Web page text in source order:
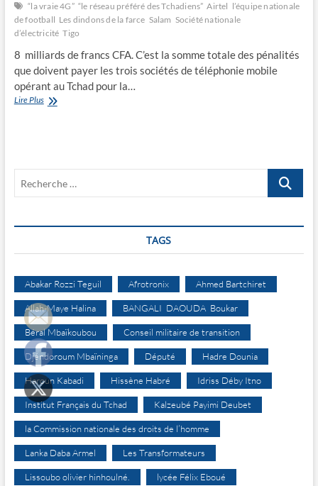
“la vraie 4G” “le réseau préféré des Tchadiens” Airtel l’équipe nationale
de football Les dindons de la farce Salam Société nationale
d’électricité Tigo
8 milliards de francs CFA. C’est la somme totale des pénalités
que doivent payer les trois sociétés de téléphonie mobile
opérant au Tchad pour la…
Lire PlusLes
Recherche
TAGS
Abakar Rozzi Teguil Afrotronix Ahmed Bartchiret
Allah-Maye Halina BANGALI DAOUDA Boukar
Béral Mbaïkoubou Conseil militaire de transition
Djéndoroum Mbaïninga Député Hadre Dounia
Haroun Kabadi Hissène Habré Idriss Déby Itno
Institut Français du Tchad Kalzeubé Payimi Deubet
la Commission nationale des droits de l’homme
Lanka Daba Armel Les Transformateurs
Lissoubo olivier hinhoulné. lycée Félix Eboué